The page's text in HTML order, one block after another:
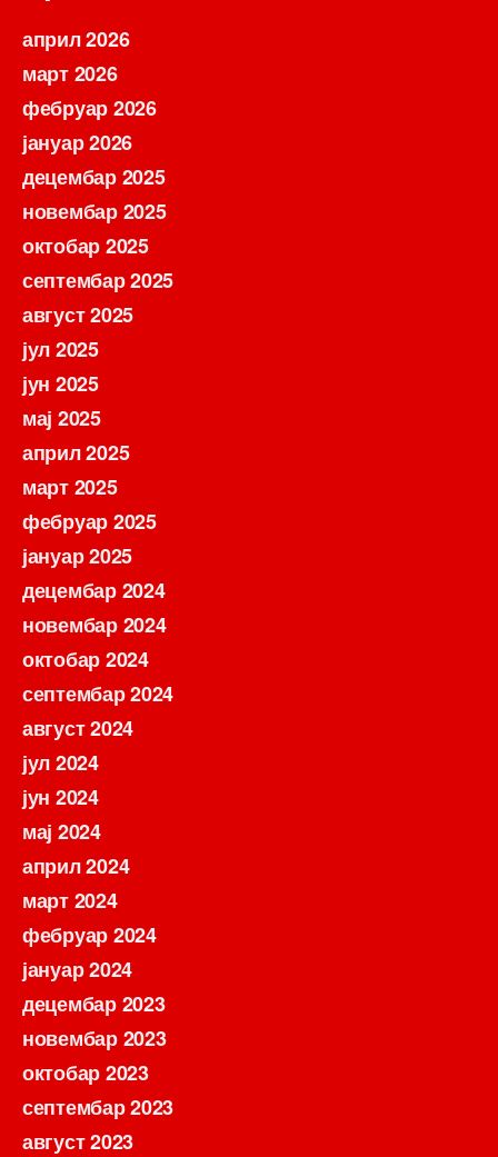
април 2026
март 2026
фебруар 2026
јануар 2026
децембар 2025
новембар 2025
октобар 2025
септембар 2025
август 2025
јул 2025
јун 2025
мај 2025
април 2025
март 2025
фебруар 2025
јануар 2025
децембар 2024
новембар 2024
октобар 2024
септембар 2024
август 2024
јул 2024
јун 2024
мај 2024
април 2024
март 2024
фебруар 2024
јануар 2024
децембар 2023
новембар 2023
октобар 2023
септембар 2023
август 2023